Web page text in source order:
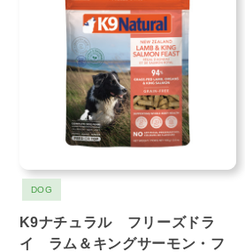
DOG
K9ナチュラル フリーズドラ
イ ラム＆キングサーモン・フ